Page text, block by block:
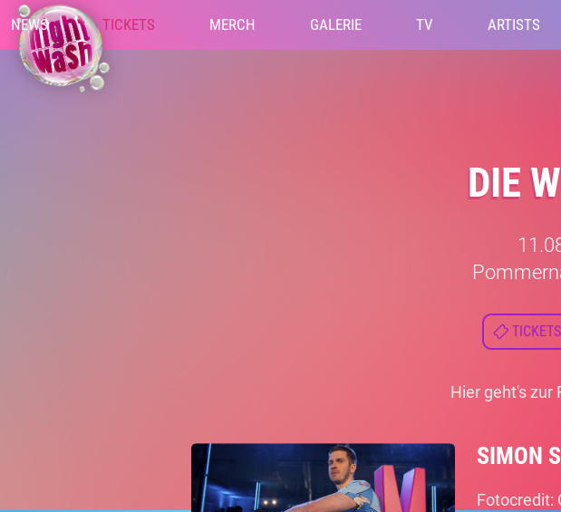
NEWS TICKETS MERCH GALERIE TV ARTISTS
DIE
TICKETS
Hier geht's zur
SIMON
Fotocredit: